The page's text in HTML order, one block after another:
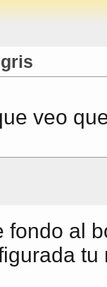
veo
fondo al
tu